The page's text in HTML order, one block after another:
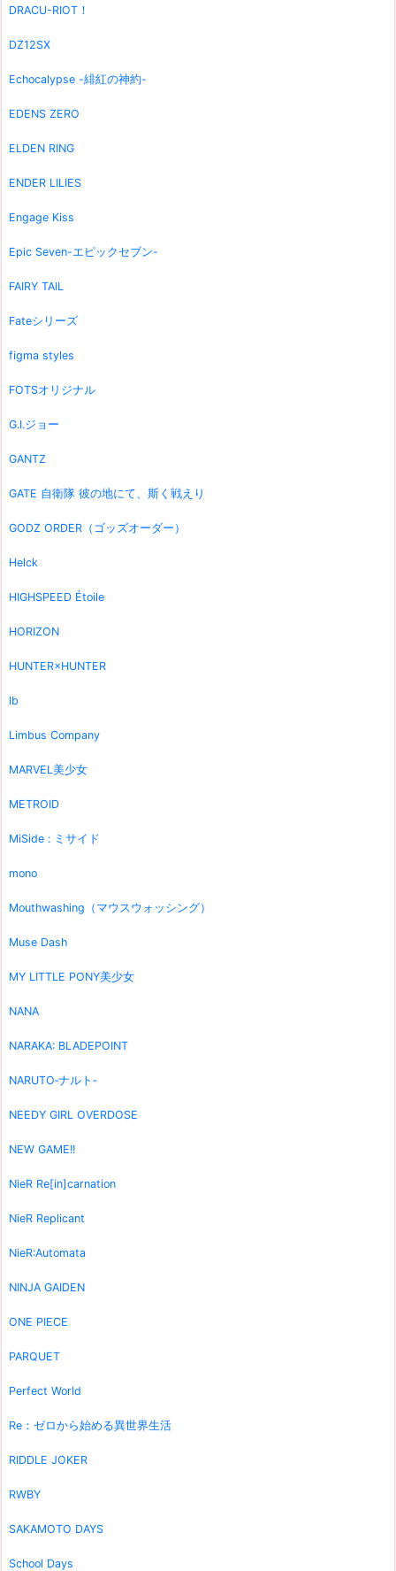
DRACU-RIOT！
DZ12SX
Echocalypse -緋紅の神約-
EDENS ZERO
ELDEN RING
ENDER LILIES
Engage Kiss
Epic Seven-エピックセブン-
FAIRY TAIL
Fateシリーズ
figma styles
FOTSオリジナル
G.I.ジョー
GANTZ
GATE 自衛隊 彼の地にて、斯く戦えり
GODZ ORDER（ゴッズオーダー）
Helck
HIGHSPEED Étoile
HORIZON
HUNTER×HUNTER
Ib
Limbus Company
MARVEL美少女
METROID
MiSide : ミサイド
mono
Mouthwashing（マウスウォッシング）
Muse Dash
MY LITTLE PONY美少女
NANA
NARAKA: BLADEPOINT
NARUTO‐ナルト‐
NEEDY GIRL OVERDOSE
NEW GAME!!
NieR Re[in]carnation
NieR Replicant
NieR:Automata
NINJA GAIDEN
ONE PIECE
PARQUET
Perfect World
Re：ゼロから始める異世界生活
RIDDLE JOKER
RWBY
SAKAMOTO DAYS
School Days